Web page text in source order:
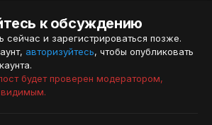
к обсуждению
сейчас и зарегистрироваться позже.
авторизуйтесь, чтобы опубликовать
будет проверен модератором,